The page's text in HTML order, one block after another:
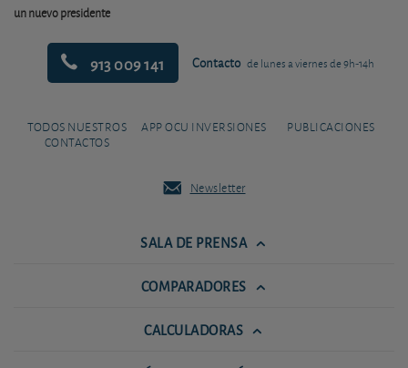
un nuevo presidente
913 009 141 Contacto de lunes a viernes de 9h-14h
TODOS NUESTROS
CONTACTOS
APP OCU INVERSIONES PUBLICACIONES
Newsletter
SALA DE PRENSA
COMPARADORES
CALCULADORAS